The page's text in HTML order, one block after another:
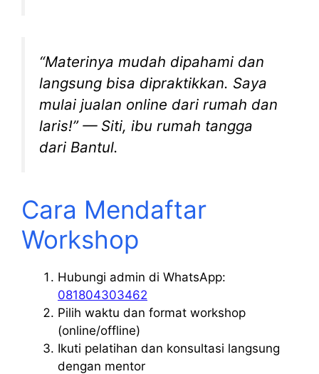
“Materinya mudah dipahami dan
langsung bisa dipraktikkan. Saya
mulai jualan online dari rumah dan
laris!” — Siti, ibu rumah tangga
dari Bantul.
Cara Mendaftar
Workshop
Hubungi admin di WhatsApp:
081804303462
Pilih waktu dan format workshop
(online/offline)
Ikuti pelatihan dan konsultasi langsung
dengan mentor